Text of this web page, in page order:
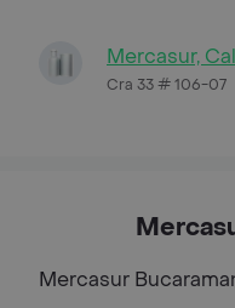
Mercasur,
Cra 33 # 106-07
Mercasur